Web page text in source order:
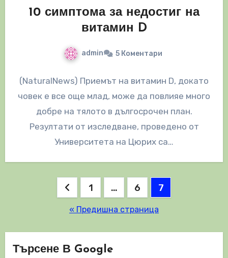
10 симптома за недостиг на
витамин D
admin 5 Коментари
(NaturalNews) Приемът на витамин D, докато
човек е все още млад, може да повлияе много
добре на тялото в дългосрочен план.
Резултати от изследване, проведено от
Университета на Цюрих са…
Разделяне
публикациите
на
1 … 6 7
« Предишна страница
Търсене В Google